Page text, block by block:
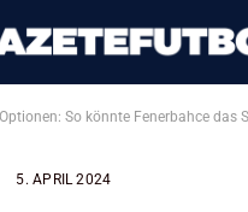
So könnte Fenerbahce das
5. APRIL 2024